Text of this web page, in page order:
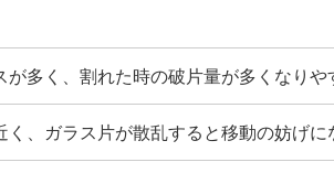
が多く、割れた時の破片量が多くなりや
く、ガラス片が散乱すると移動の妨げに